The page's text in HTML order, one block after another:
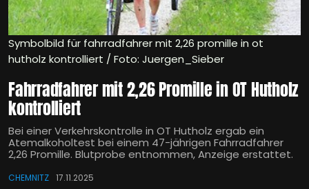
Symbolbild für fahrradfahrer mit 2,26 promille in ot
hutholz kontrolliert / Foto: Juergen_Sieber
Fahrradfahrer mit 2,26 Promille in OT Hutholz
kontrolliert
Bei einer Verkehrskontrolle in OT Hutholz ergab ein
Atemalkoholtest bei einem 47-jährigen Fahrradfahrer
2,26 Promille. Blutprobe entnommen, Anzeige erstattet.
CHEMNITZ 17.11.2025